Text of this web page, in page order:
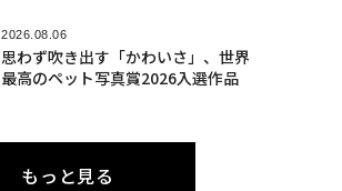
2026.08.06
思わず吹き出す「かわいさ」、世界
最高のペット写真賞2026入選作品
もっと見る